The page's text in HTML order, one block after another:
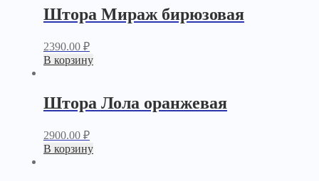
Штора Мираж бирюзовая
2390.00 ₽
В корзину
Штора Лола оранжевая
2900.00 ₽
В корзину